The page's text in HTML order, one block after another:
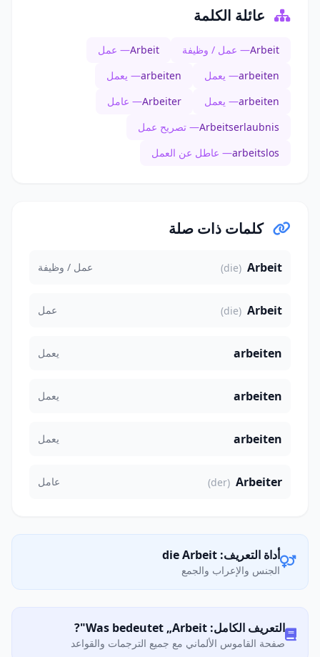
عائلة الكلمة
Arbeit— عمل / وظيفة Arbeit— عمل
arbeiten— يعمل arbeiten— يعمل
arbeiten— يعمل Arbeiter— عامل
Arbeitserlaubnis— تصريح عمل
arbeitslos— عاطل عن العمل
كلمات ذات صلة
Arbeit
(die) عمل / وظيفة
Arbeit
(die) عمل
arbeiten يعمل
arbeiten يعمل
arbeiten يعمل
Arbeiter
(der) عامل
أداة التعريف: die Arbeit
الجنس والإعراب والجمع
التعريف الكامل: Was bedeutet „Arbeit"?
صفحة القاموس الألماني مع جميع الترجمات والقواعد